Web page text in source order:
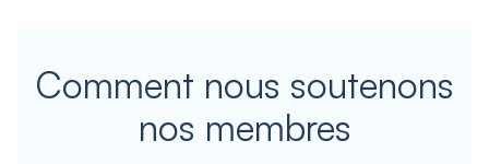
Comment nous soutenons
nos membres